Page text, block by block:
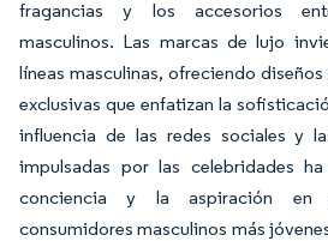
fragancias y los accesorios
masculinos. Las marcas de lujo
líneas masculinas, ofreciendo
exclusivas que enfatizan la
influencia de las redes sociales y
impulsadas por las celebridades
conciencia y la aspiración en
consumidores masculinos más